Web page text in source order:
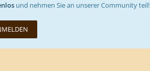
und nehmen Sie an unserer Community teil!